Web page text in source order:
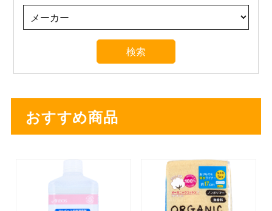
おすすめ商品